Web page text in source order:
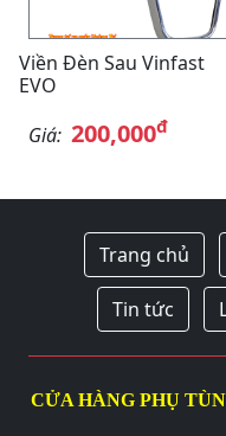
Viền Đèn Sau Vinfast
EVO
Giá: 200,000đ
Trang chủ
Tin tức
CỬA HÀNG PHỤ